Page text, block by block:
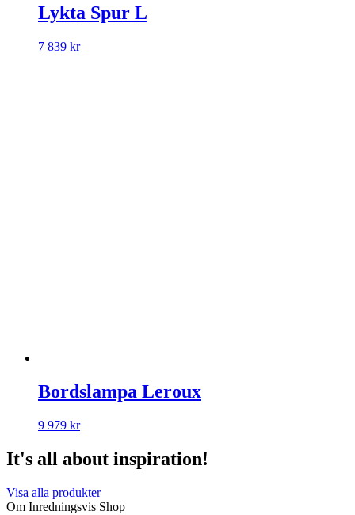
Lykta Spur L
7 839 kr
Bordslampa Leroux
9 979 kr
It's all about inspiration!
Visa alla produkter
Om Inredningsvis Shop